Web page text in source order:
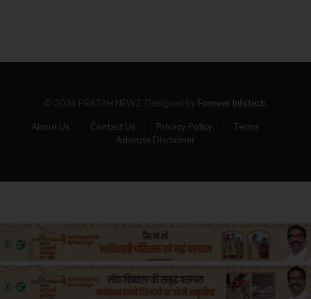
© 2026 PRATAH NEWZ. Designed by Forever Infotech
About Us Contact Us Privacy Policy
Terms
Adsense Disclaimer